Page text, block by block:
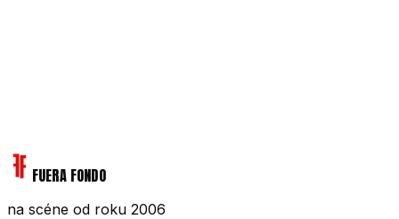
FUERA FONDO
na scéne od roku 2006